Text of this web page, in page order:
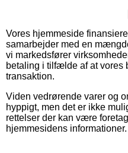
Vores hjemmeside
samarbejder med en
vi markedsfører
betaling i tilfælde af at vores
transaktion.
Viden vedrørende varer og
hyppigt, men det er ikke
rettelser der kan være
hjemmesidens informationer.